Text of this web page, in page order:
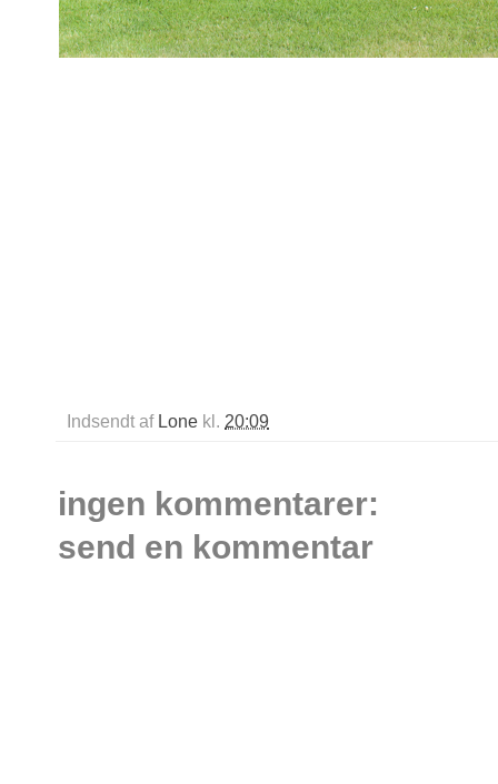
Indsendt af Lone kl. 20:09
ingen kommentarer:
send en kommentar